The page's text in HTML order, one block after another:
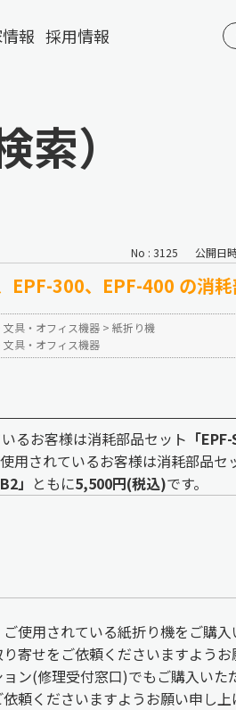
報 採用情報
）
No : 3125 公開日
EPF-300、EPF-400 の消耗
文具・オフィス機器 > 紙折り機
文具・オフィス機器
るお客様は消耗部品セット 「
用されているお客様は消耗部品セ
」 ともに5,500円(税込)です。
使用されている紙折り機をご購
寄せをご依頼くださいますようお
ン(修理受付窓口)でもご購入いた
頼くださいますようお願い申し上